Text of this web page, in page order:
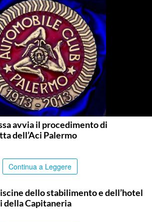
avvia il procedimento di
dell’Aci Palermo
Continua a Leggere
dello stabilimento e dell’hotel
della Capitaneria